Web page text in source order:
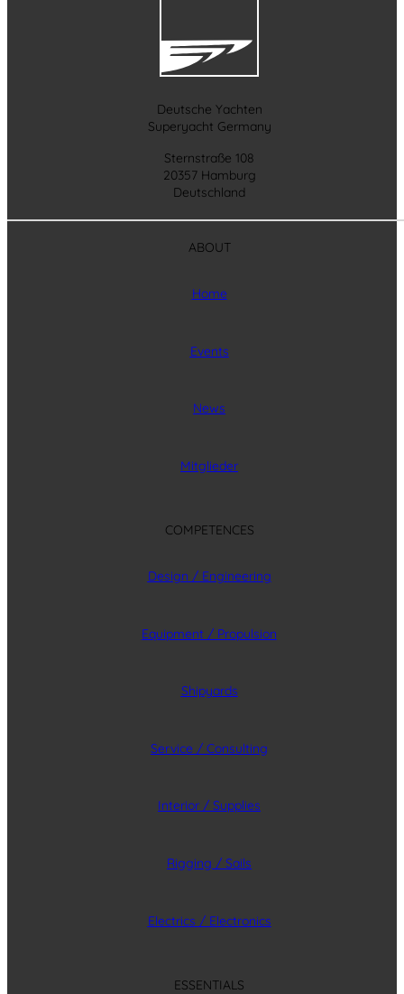
Deutsche Yachten
Superyacht Germany
Sternstraße 108
20357 Hamburg
Deutschland
ABOUT
Home
Events
News
Mitglieder
COMPETENCES
Design / Engineering
Equipment / Propulsion
Shipyards
Service / Consulting
Interior / Supplies
Rigging / Sails
Electrics / Electronics
ESSENTIALS